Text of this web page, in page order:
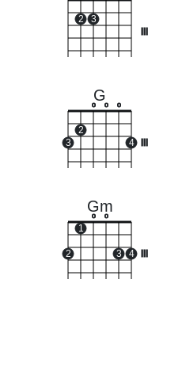
2 3
G
3
2
o o o
4
Gm
2
1
o o
3 4